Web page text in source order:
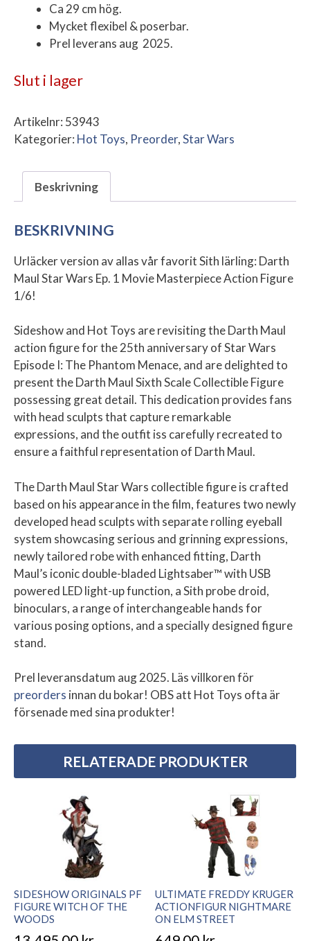
Ca 29 cm hög.
Mycket flexibel & poserbar.
Prel leverans aug 2025.
Slut i lager
Artikelnr: 53943
Kategorier: Hot Toys, Preorder,Star Wars
Beskrivning
BESKRIVNING
Urläcker version av allas vår favorit Sith lärling: Darth
Maul Star Wars Ep. 1 Movie Masterpiece Action Figure
1/6!
Sideshow and Hot Toys are revisiting the Darth Maul
action figure for the 25th anniversary of Star Wars
Episode I: The Phantom Menace, and are delighted to
present the Darth Maul Sixth Scale Collectible Figure
possessing great detail. This dedication provides fans
with head sculpts that capture remarkable
expressions, and the outfit iss carefully recreated to
ensure a faithful representation of Darth Maul.
The Darth Maul Star Wars collectible figure is crafted
based on his appearance in the film, features two newly
developed head sculpts with separate rolling eyeball
system showcasing serious and grinning expressions,
newly tailored robe with enhanced fitting, Darth
Maul’s iconic double-bladed Lightsaber™ with USB
powered LED light-up function, a Sith probe droid,
binoculars, a range of interchangeable hands for
various posing options, and a specially designed figure
stand.
Prel leveransdatum aug 2025. Läs villkoren för
preorders innan du bokar! OBS att Hot Toys ofta är
försenade med sina produkter!
RELATERADE PRODUKTER
SIDESHOW ORIGINALS PF
FIGURE WITCH OF THE
WOODS
ULTIMATE FREDDY KRUGER
ACTIONFIGUR NIGHTMARE
ON ELM STREET